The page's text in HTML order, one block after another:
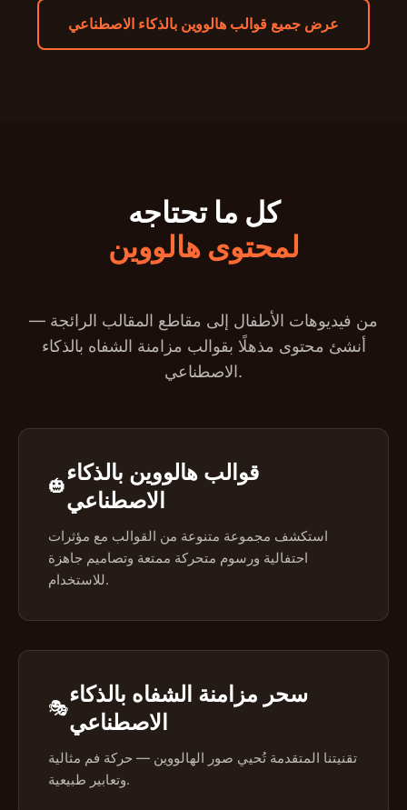
عرض جميع قوالب هالووين بالذكاء الاصطناعي
كل ما تحتاجه
لمحتوى هالووين
من فيديوهات الأطفال إلى مقاطع المقالب الرائجة —
أنشئ محتوى مذهلًا بقوالب مزامنة الشفاه بالذكاء
الاصطناعي.
🎃
قوالب هالووين بالذكاء
الاصطناعي
استكشف مجموعة متنوعة من القوالب مع مؤثرات
احتفالية ورسوم متحركة ممتعة وتصاميم جاهزة
للاستخدام.
🎭
سحر مزامنة الشفاه بالذكاء
الاصطناعي
تقنيتنا المتقدمة تُحيي صور الهالووين — حركة فم مثالية
وتعابير طبيعية.